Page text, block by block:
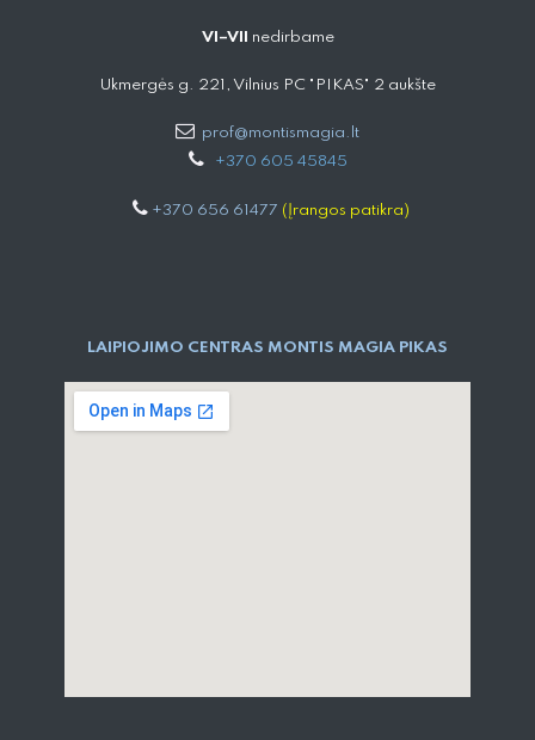
VI–VII nedirbame
Ukmergės g. 221, Vilnius PC "PIKAS" 2 aukšte
prof@montismagia.lt
+370 605 4584​5
+370 656 61477 (Įrangos patikra)
LAIPIOJIMO CENTRAS MONTIS MAGIA PIKAS